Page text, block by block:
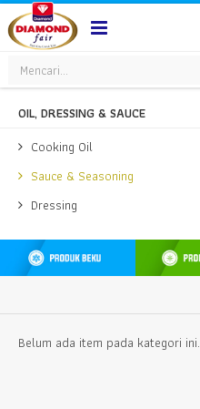
OIL, DRESSING & SAUCE
Cooking Oil
Sauce & Seasoning
Dressing
Belum ada item pada kategori ini.